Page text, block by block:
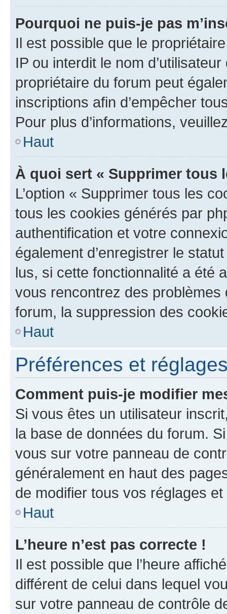
Pourquoi ne puis-je pas
Il est possible que le
IP ou interdit le nom
propriétaire du forum peut
inscriptions afin d’empêcher
Pour plus d’informations,
Haut
À quoi sert « Supprimer tous
L’option « Supprimer tous les
tous les cookies générés par
authentification et votre
également d’enregistrer le
lus, si cette fonctionnalité a été
vous rencontrez des
forum, la suppression des
Haut
Préférences et
Comment puis-je modifier
Si vous êtes un utilisateur
la base de données du forum.
vous sur votre panneau de
généralement en haut des
de modifier tous vos réglages
Haut
L’heure n’est pas correcte !
Il est possible que l’heure
différent de celui dans lequel
sur votre panneau de contrôle